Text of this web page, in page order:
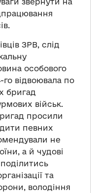
ЗРВ, слід
особового
го відвоювала по
бригад
військ.
просили
певних
не
а й чудові
та
володіння